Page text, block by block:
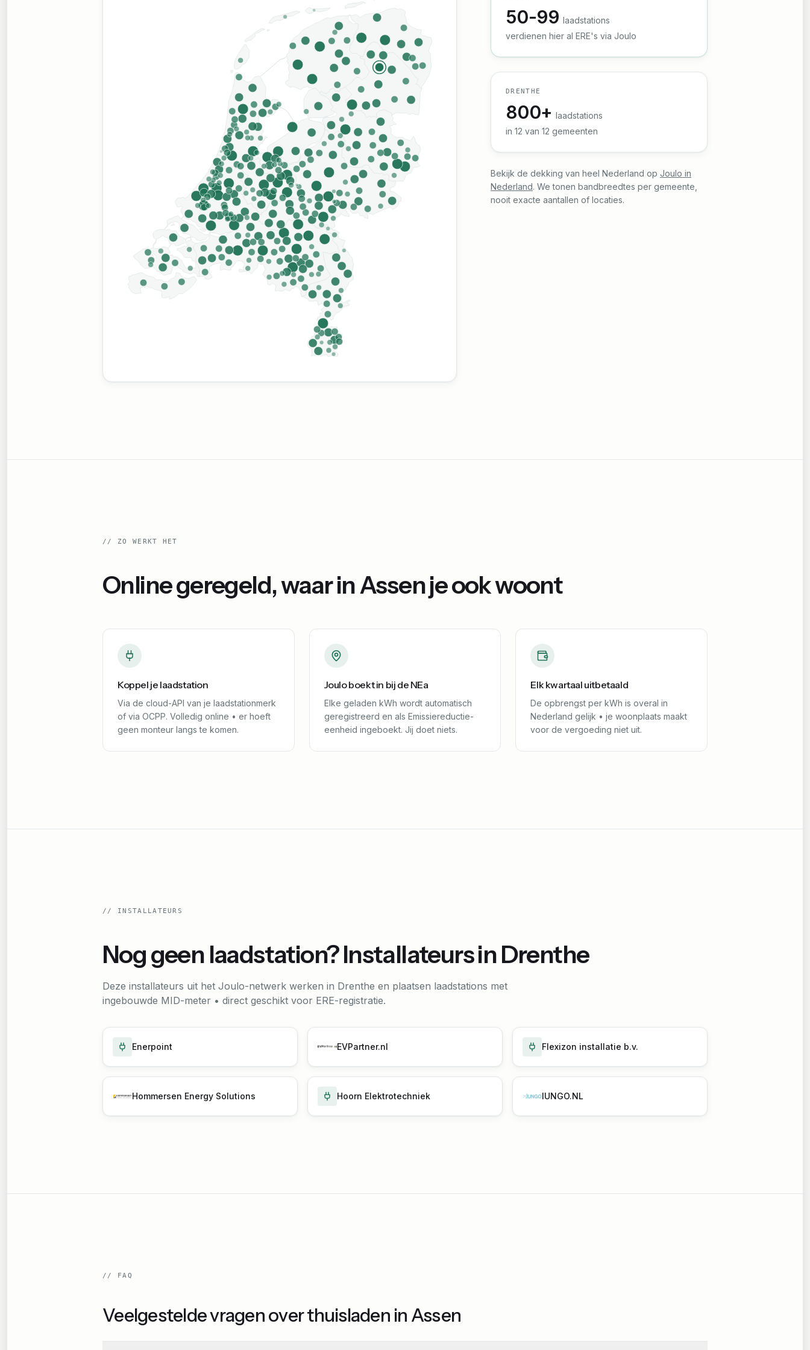
50-99 laadstations
verdienen hier al ERE's via Joulo
DRENTHE
800+ laadstations
in 12 van 12 gemeenten
Bekijk de dekking van heel Nederland op Joulo in
Nederland. We tonen bandbreedtes per gemeente,
nooit exacte aantallen of locaties.
// ZO WERKT HET
Online geregeld, waar inAssenje ook woont
Koppel je laadstation
Via de cloud-API van je laadstationmerk
of via OCPP. Volledig online • er hoeft
geen monteur langs te komen.
Joulo boekt in bij de NEa
Elke geladen kWh wordt automatisch
geregistreerd en als Emissiereductie-
eenheid ingeboekt. Jij doet niets.
Elk kwartaal uitbetaald
De opbrengst per kWh is overal in
Nederland gelijk • je woonplaats maakt
voor de vergoeding niet uit.
// INSTALLATEURS
Nog geen laadstation? Installateurs inDrenthe
Deze installateurs uit het Joulo-netwerk werken in Drenthe en plaatsen laadstations met
ingebouwde MID-meter • direct geschikt voor ERE-registratie.
Enerpoint EVPartner.nl Flexizon installatie b.v.
Hommersen Energy Solutions Hoorn Elektrotechniek IUNGO.NL
// FAQ
Veelgestelde vragen over thuisladen in Assen